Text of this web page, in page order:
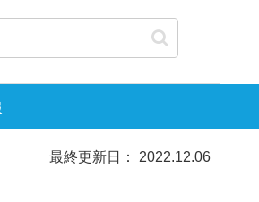
最終更新日： 2022.12.06